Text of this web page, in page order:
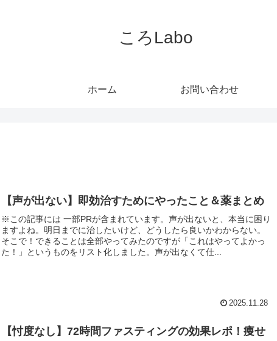
ころLabo
ホーム お問い合わせ
【声が出ない】即効治すためにやったこと＆薬まとめ
※この記事には 一部PRが含まれています。声が出ないと、本当に困り
ますよね。明日までに治したいけど、どうしたら良いかわからない。
そこで！できることは全部やってみたのですが「これはやってよかっ
た！」というものをリスト化しました。声が出なくて仕...
2025.11.28
【忖度なし】72時間ファスティングの効果レポ！痩せ